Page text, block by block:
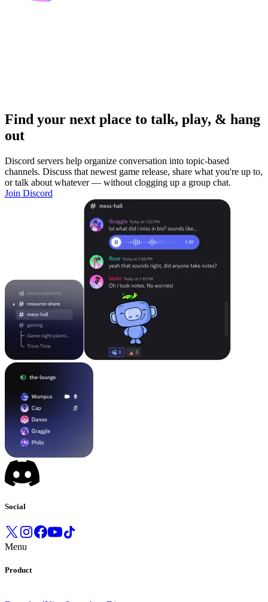
Find your next place to talk, play, & hang
out
Discord servers help organize conversation into topic-based
channels. Discuss that newest game release, share what you're up to,
or talk about whatever — without clogging up a group chat.
Join Discord
Social
Menu
Product